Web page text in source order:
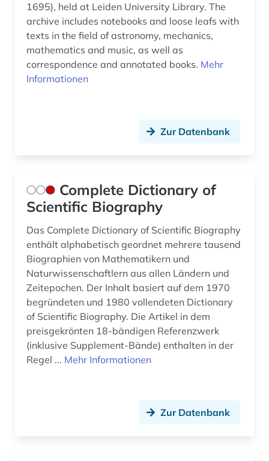
1695), held at Leiden University Library. The
archive includes notebooks and loose leafs with
texts in the field of astronomy, mechanics,
mathematics and music, as well as
correspondence and annotated books. Mehr
Informationen
Zur Datenbank
Complete Dictionary of
Scientific Biography
Das Complete Dictionary of Scientific Biography
enthält alphabetisch geordnet mehrere tausend
Biographien von Mathematikern und
Naturwissenschaftlern aus allen Ländern und
Zeitepochen. Der Inhalt basiert auf dem 1970
begründeten und 1980 vollendeten Dictionary
of Scientific Biography. Die Artikel in dem
preisgekrönten 18-bändigen Referenzwerk
(inklusive Supplement-Bände) enthalten in der
Regel ... Mehr Informationen
Zur Datenbank